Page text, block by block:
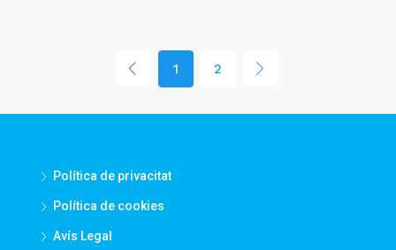
1 2
Política de privacitat
Política de cookies
Avís Legal